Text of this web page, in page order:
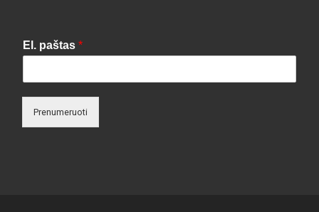
El. paštas *
Prenumeruoti